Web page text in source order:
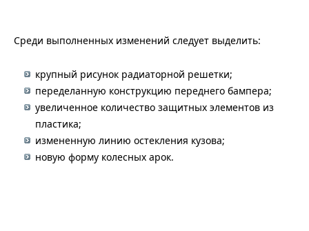
Среди выполненных изменений следует выделить:
крупный рисунок радиаторной решетки;
переделанную конструкцию переднего бампера;
увеличенное количество защитных элементов из
пластика;
измененную линию остекления кузова;
новую форму колесных арок.